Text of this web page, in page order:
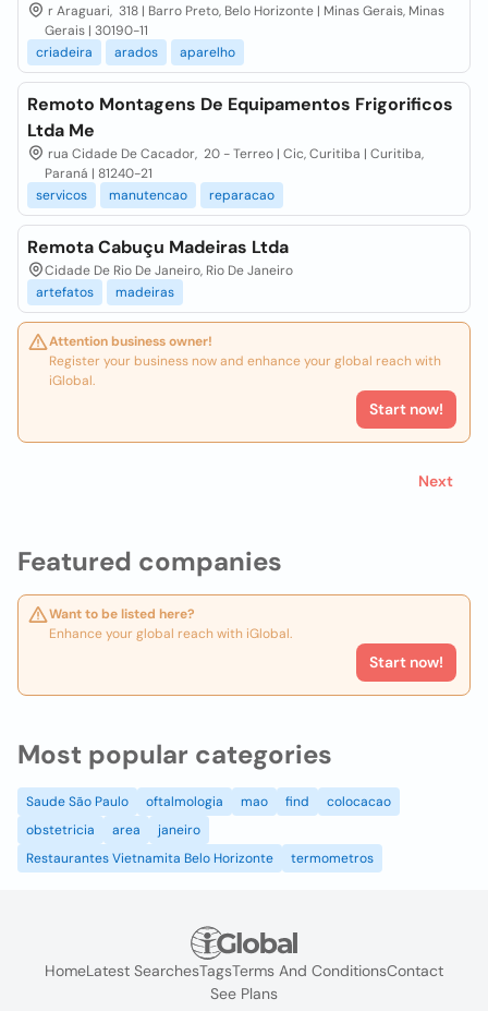
Featured companies
Want to be listed here?
Enhance your global reach with iGlobal.
Start now!
r Araguari, 318 | Barro Preto, Belo Horizonte | Minas Gerais, Minas
Gerais | 30190-11
criadeira
arados aparelho
Remoto Montagens De Equipamentos Frigorificos
Ltda Me
rua Cidade De Cacador, 20 - Terreo | Cic, Curitiba | Curitiba,
Paraná | 81240-21
servicos
manutencao reparacao
Remota Cabuçu Madeiras Ltda
Cidade De Rio De Janeiro, Rio De Janeiro
artefatos
madeiras
Attention business owner!
Register your business now and enhance your global reach with
iGlobal.
Start now!
Next
Most popular categories
Saude São Paulo oftalmologia mao find
colocacao
obstetricia
area
janeiro
Restaurantes Vietnamita Belo Horizonte
termometros
HomeLatest SearchesTagsTerms And ConditionsContact
See Plans